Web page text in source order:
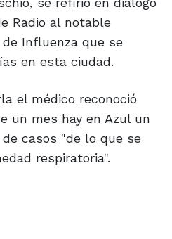
Radio al notable
Influenza que se
en esta ciudad.
el médico reconoció
un mes hay en Azul un
casos "de lo que se
respiratoria".